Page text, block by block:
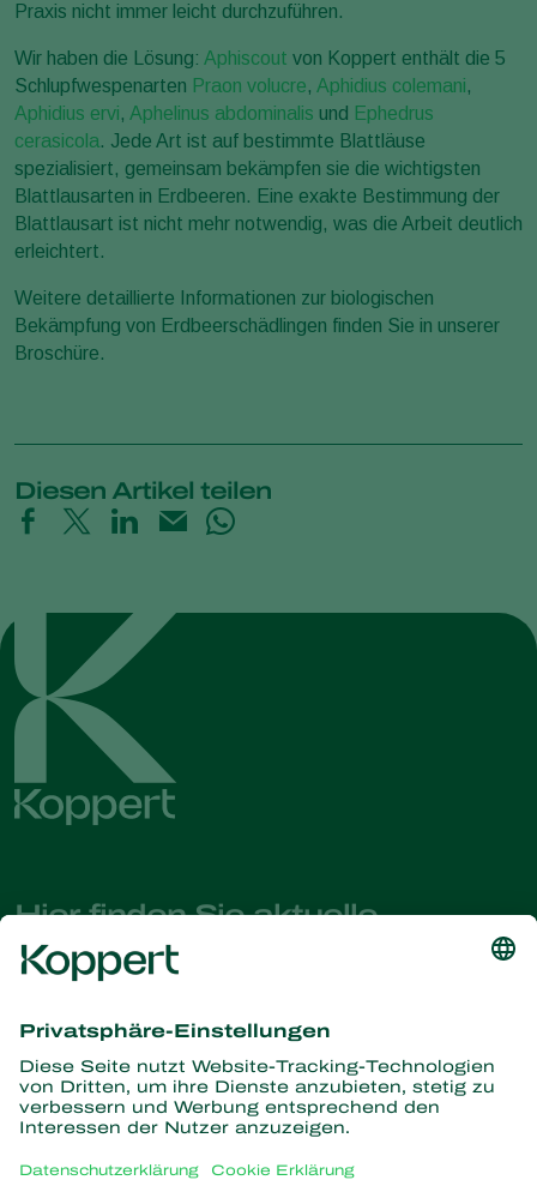
Praxis nicht immer leicht durchzuführen.
Wir haben die Lösung: Aphiscout von Koppert enthält die 5
Schlupfwespenarten Praon volucre, Aphidius colemani,
Aphidius ervi, Aphelinus abdominalis und Ephedrus
cerasicola. Jede Art ist auf bestimmte Blattläuse
spezialisiert, gemeinsam bekämpfen sie die wichtigsten
Blattlausarten in Erdbeeren. Eine exakte Bestimmung der
Blattlausart ist nicht mehr notwendig, was die Arbeit deutlich
erleichtert.
Weitere detaillierte Informationen zur biologischen
Bekämpfung von Erdbeerschädlingen finden Sie in unserer
Broschüre.
Diesen Artikel teilen
Hier finden Sie aktuelle
Nachrichten und Informationen
Partners with Nature
Raubmilben
Räuber